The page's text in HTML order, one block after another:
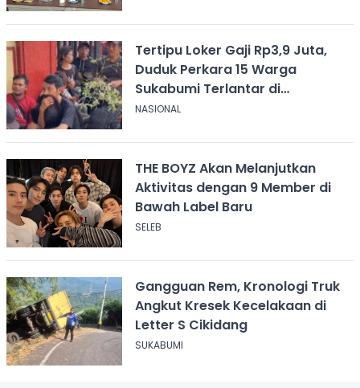
Tertipu Loker Gaji Rp3,9 Juta,
Duduk Perkara 15 Warga
Sukabumi Terlantar di
Kalimantan
NASIONAL
THE BOYZ Akan Melanjutkan
Aktivitas dengan 9 Member di
Bawah Label Baru
SELEB
Gangguan Rem, Kronologi Truk
Angkut Kresek Kecelakaan di
Letter S Cikidang
SUKABUMI